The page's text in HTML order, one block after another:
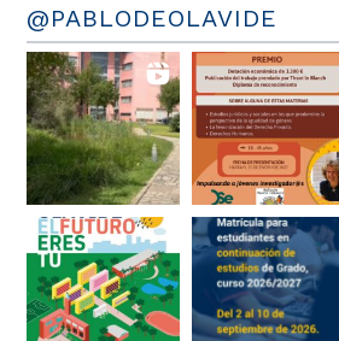
@PABLODEOLAVIDE